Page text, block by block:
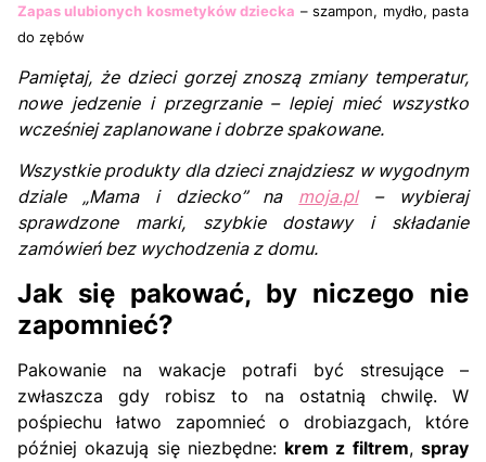
Zapas ulubionych kosmetyków dziecka – szampon, mydło, pasta
do zębów
Pamiętaj, że dzieci gorzej znoszą zmiany temperatur,
nowe jedzenie i przegrzanie – lepiej mieć wszystko
wcześniej zaplanowane i dobrze spakowane.
Wszystkie produkty dla dzieci znajdziesz w wygodnym
dziale „Mama i dziecko” na moja.pl– wybieraj
sprawdzone marki, szybkie dostawy i składanie
zamówień bez wychodzenia z domu.
Jak się pakować, by niczego nie
zapomnieć?
Pakowanie na wakacje potrafi być stresujące –
zwłaszcza gdy robisz to na ostatnią chwilę. W
pośpiechu łatwo zapomnieć o drobiazgach, które
później okazują się niezbędne: krem z filtrem,spray